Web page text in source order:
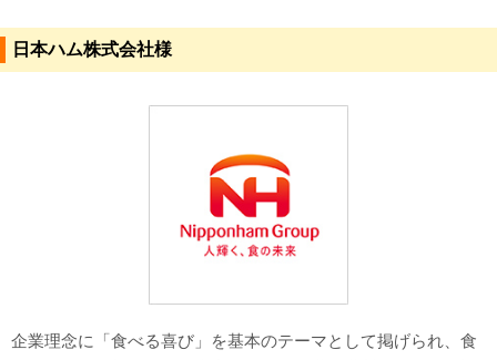
日本ハム株式会社様
企業理念に「食べる喜び」を基本のテーマとして掲げられ、食
対応メディア
よくあるご質問
データ復旧のウソ？ホント？
プライバシーマーク認定
ISO27001(ISMS)認証
特定商取引法に基づく表記